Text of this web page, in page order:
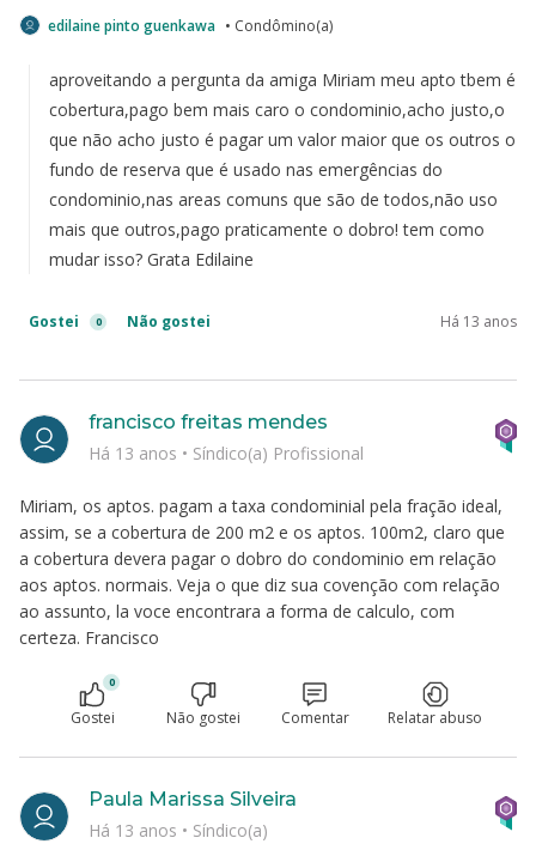
edilaine pinto guenkawa • Condômino(a)
aproveitando a pergunta da amiga Miriam meu apto tbem é
cobertura,pago bem mais caro o condominio,acho justo,o
que não acho justo é pagar um valor maior que os outros o
fundo de reserva que é usado nas emergências do
condominio,nas areas comuns que são de todos,não uso
mais que outros,pago praticamente o dobro! tem como
mudar isso? Grata Edilaine
Gostei 0 Não gostei Há 13 anos
Miriam, os aptos. pagam a taxa condominial pela fração ideal,
assim, se a cobertura de 200 m2 e os aptos. 100m2, claro que
a cobertura devera pagar o dobro do condominio em relação
aos aptos. normais. Veja o que diz sua covenção com relação
ao assunto, la voce encontrara a forma de calculo, com
certeza. Francisco
francisco freitas mendes
Há 13 anos • Síndico(a) Profissional
0
Gostei Não gostei Comentar Relatar abuso
Paula Marissa Silveira
Há 13 anos • Síndico(a)